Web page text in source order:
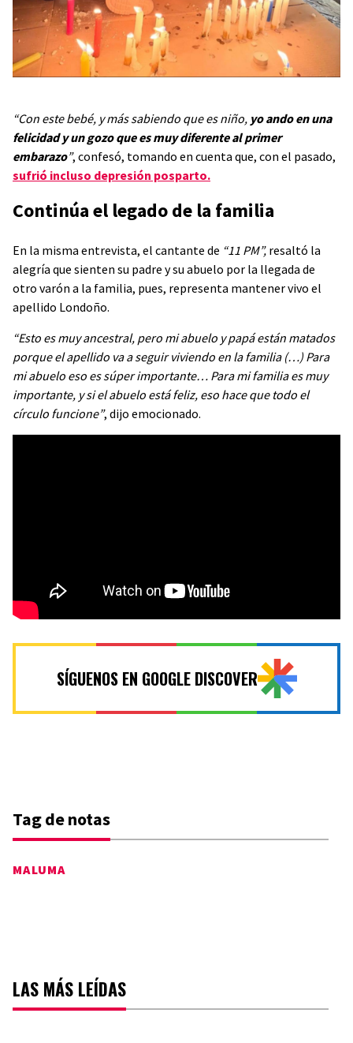
“Con este bebé, y más sabiendo que es niño, yo ando en una
felicidad y un gozo que es muy diferente al primer
embarazo”, confesó, tomando en cuenta que, con el pasado,
sufrió incluso depresión posparto.
Continúa el legado de la familia
En la misma entrevista, el cantante de “11 PM”, resaltó la
alegría que sienten su padre y su abuelo por la llegada de
otro varón a la familia, pues, representa mantener vivo el
apellido Londoño.
“Esto es muy ancestral, pero mi abuelo y papá están matados
porque el apellido va a seguir viviendo en la familia (…) Para
mi abuelo eso es súper importante… Para mi familia es muy
importante, y si el abuelo está feliz, eso hace que todo el
círculo funcione”, dijo emocionado.
SÍGUENOS EN GOOGLE DISCOVER
Tag de notas
MALUMA
LAS MÁS LEÍDAS